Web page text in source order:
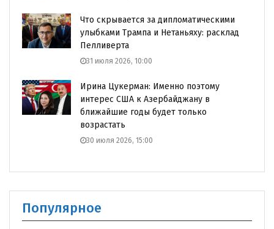
Что скрывается за дипломатическими
улыбками Трампа и Нетаньяху: расклад
Пелливерта
31 июля 2026, 10:00
Ирина Цукерман: Именно поэтому
интерес США к Азербайджану в
ближайшие годы будет только
возрастать
30 июля 2026, 15:00
Популярное